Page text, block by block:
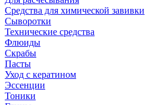
Средства для химической завивки
Сыворотки
Технические средства
Флюиды
Скрабы
Пасты
Уход с кератином
Эссенции
Тоники